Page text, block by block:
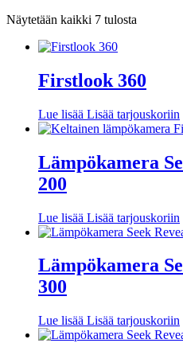
Näytetään kaikki 7 tulosta
Firstlook 360
Lue lisää Lisää tarjouskoriin
Lämpökamera
200
Lue lisää Lisää tarjouskoriin
Lämpökamera
300
Lue lisää Lisää tarjouskoriin